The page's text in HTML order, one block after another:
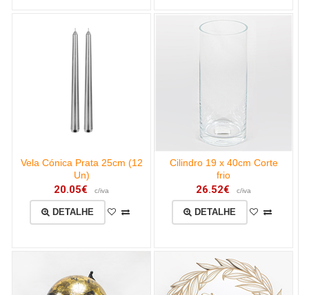
Vela Cónica Prata 25cm (12
Un)
20.05€ c/iva
DETALHE
Cilindro 19 x 40cm Corte
frio
26.52€ c/iva
DETALHE